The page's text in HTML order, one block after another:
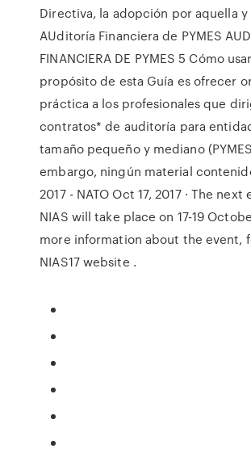
Directiva, la adopción por aquella
AUditoría Financiera de PYMES
FINANCIERA DE PYMES 5 Cómo
propósito de esta Guía es ofrecer
práctica a los profesionales que
contratos* de auditoría para
tamaño pequeño y mediano
embargo, ningún material
2017 - NATO Oct 17, 2017 · The
NIAS will take place on 17-19
more information about the event,
NIAS17 website .